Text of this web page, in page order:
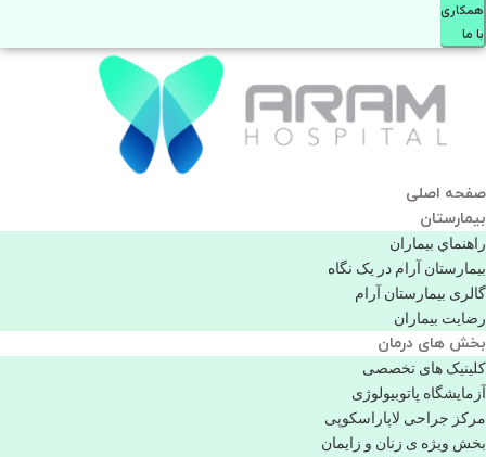
همكاری
با ما
صفحه اصلی
بيمارستان
راهنماي بیماران
بیمارستان آرام در یک نگاه
گالری بیمارستان آرام
رضایت بیماران
بخش های درمان
کلینیک های تخصصی
آزمایشگاه پاتوبیولوژی
مرکز جراحی لاپاراسکوپی
بخش ویژه ی زنان و زایمان